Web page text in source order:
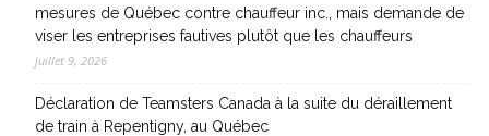
mesures de Québec contre chauffeur inc., mais demande de
viser les entreprises fautives plutôt que les chauffeurs
juillet 9, 2026
Déclaration de Teamsters Canada à la suite du déraillement
de train à Repentigny, au Québec